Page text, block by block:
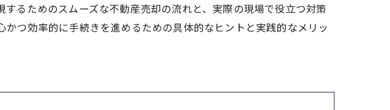
るためのスムーズな不動産売却の流れと、実際の現場で役立つ対策
つ効率的に手続きを進めるための具体的なヒントと実践的なメリッ